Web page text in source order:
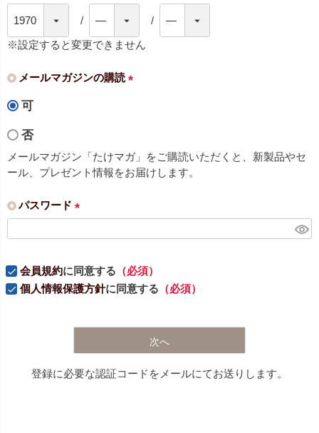
※設定すると変更できません
メールマガジンの購読
可
否
メールマガジン「たけマガ」をご購読いただくと、新製品やセ
ール、プレゼント情報をお届けします。
パスワード
必
)
会員規約に同意する （必須）
個人情報保護方針に同意する （必須）
次へ
登録に必要な認証コードをメールにてお送りします。